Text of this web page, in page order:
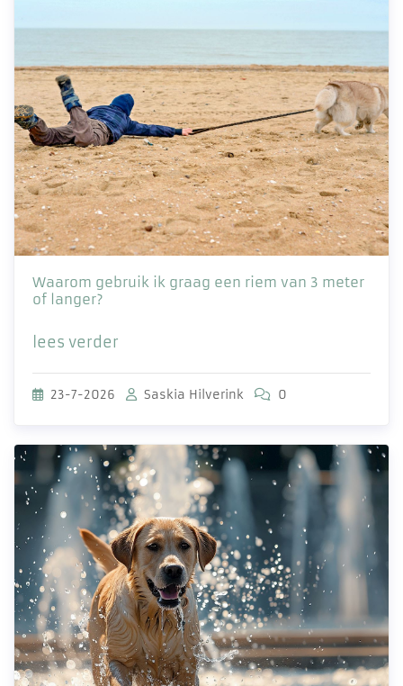
Waarom gebruik ik graag een riem van 3 meter
of langer?
lees verder
23-7-2026 Saskia Hilverink 0